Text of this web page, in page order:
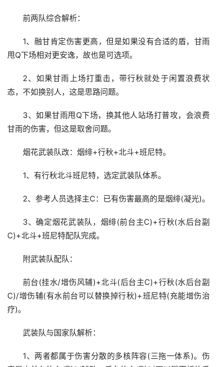
前两队综合解析：
1、融甘肯定伤害更高，但是如果没有合适的盾，甘雨
甩Q下场相对更安逸，故也是可选项。
2、如果甘雨上场打重击，带行秋就处于闲置浪费状
态，不如换别人，这是思路问题。
3、如果甘雨甩Q下场，换其他人站场打普攻，会浪费
甘雨的伤害，但这是取舍问题。
烟花武装队改：烟绯+行秋+北斗+班尼特。
1、有行秋北斗班尼特，选定武装队体系。
2、参考人员选择主C：已有伤害最高的是烟绯(凝光)。
3、确定烟花武装队，烟绯(前台主C)+行秋(水后台副
C)+北斗+班尼特配队完成。
附武装队配队：
前台(挂水/增伤风辅)+北斗(后台主C)+行秋(水后台副
C)/增伤辅(有水前台可以替换掉行秋)+班尼特(充能增伤治
疗)。
武装队与国家队解析：
1、两者都属于伤害分散的多核阵容(三拖一体系)。伤